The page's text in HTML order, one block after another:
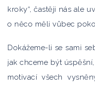
kroky“, častěji nás ale
o něco měli vůbec
Dokážeme-li se sami
jak chceme být
motivací všech